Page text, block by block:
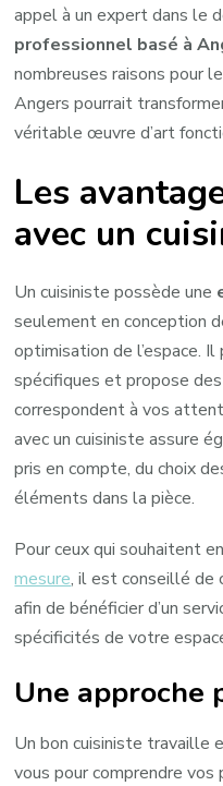
appel à un expert dans le
professionnel basé à
nombreuses raisons pour
Angers pourrait
véritable œuvre d’art
Les
avec un
Un cuisiniste possède une
seulement en conception
optimisation de l’espace.
spécifiques et propose des
correspondent à vos
avec un cuisiniste assure
pris en compte, du choix
éléments dans la pièce.
Pour ceux qui souhaitent
mesure, il est conseillé de
afin de bénéficier d’un
spécificités de votre
Une approche
Un bon cuisiniste travaille
vous pour comprendre